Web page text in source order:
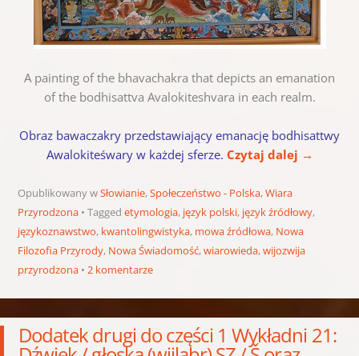
A painting of the bhavachakra that depicts an emanation
of the bodhisattva Avalokiteshvara in each realm.
Obraz bawaczakry przedstawiający emanację bodhisattwy
Awalokiteśwary w każdej sferze. Czytaj dalej →
Opublikowany wSłowianie,Społeczeństwo - Polska,Wiara
Przyrodzona
Tagged etymologia, język polski, język źródłowy,
językoznawstwo, kwantolingwistyka, mowa źródłowa, Nowa
Filozofia Przyrody, Nowa Świadomość,wiarowieda,wijozwija
przyrodzona
2 komentarze
Dodatek drugi do części 1 Wykładni 21: